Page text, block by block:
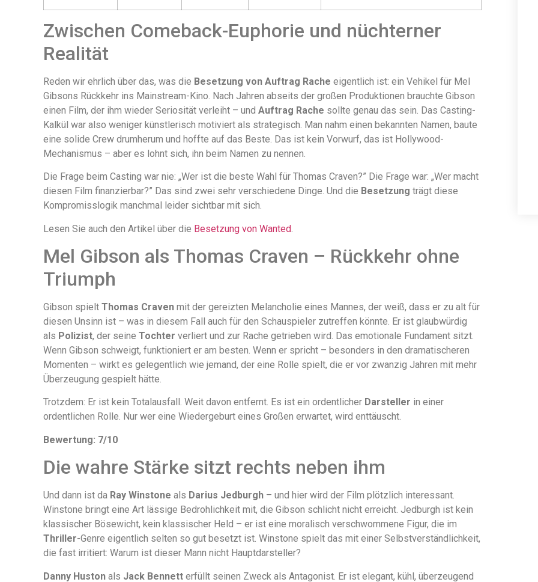
Zwischen Comeback-Euphorie und nüchterner
Realität
Reden wir ehrlich über das, was die Besetzung von Auftrag Rache eigentlich ist: ein Vehikel für Mel
Gibsons Rückkehr ins Mainstream-Kino. Nach Jahren abseits der großen Produktionen brauchte Gibson
einen Film, der ihm wieder Seriosität verleiht – und Auftrag Rache sollte genau das sein. Das Casting-
Kalkül war also weniger künstlerisch motiviert als strategisch. Man nahm einen bekannten Namen, baute
eine solide Crew drumherum und hoffte auf das Beste. Das ist kein Vorwurf, das ist Hollywood-
Mechanismus – aber es lohnt sich, ihn beim Namen zu nennen.
Die Frage beim Casting war nie: „Wer ist die beste Wahl für Thomas Craven?” Die Frage war: „Wer macht
diesen Film finanzierbar?” Das sind zwei sehr verschiedene Dinge. Und die Besetzung trägt diese
Kompromisslogik manchmal leider sichtbar mit sich.
Lesen Sie auch den Artikel über die Besetzung von Wanted
Mel Gibson als Thomas Craven – Rückkehr ohne
Triumph
Gibson spielt Thomas Craven mit der gereizten Melancholie eines Mannes, der weiß, dass er zu alt für
diesen Unsinn ist – was in diesem Fall auch für den Schauspieler zutreffen könnte. Er ist glaubwürdig
als Polizist, der seine Tochter verliert und zur Rache getrieben wird. Das emotionale Fundament sitzt.
Wenn Gibson schweigt, funktioniert er am besten. Wenn er spricht – besonders in den dramatischeren
Momenten – wirkt es gelegentlich wie jemand, der eine Rolle spielt, die er vor zwanzig Jahren mit mehr
Überzeugung gespielt hätte.
Trotzdem: Er ist kein Totalausfall. Weit davon entfernt. Es ist ein ordentlicher Darsteller in einer
ordentlichen Rolle. Nur wer eine Wiedergeburt eines Großen erwartet, wird enttäuscht.
Bewertung: 7/10
Die wahre Stärke sitzt rechts neben ihm
Und dann ist da Ray Winstone als Darius Jedburgh – und hier wird der Film plötzlich interessant.
Winstone bringt eine Art lässige Bedrohlichkeit mit, die Gibson schlicht nicht erreicht. Jedburgh ist kein
klassischer Bösewicht, kein klassischer Held – er ist eine moralisch verschwommene Figur, die im
Thriller-Genre eigentlich selten so gut besetzt ist. Winstone spielt das mit einer Selbstverständlichkeit,
die fast irritiert: Warum ist dieser Mann nicht Hauptdarsteller?
Danny Huston als Jack Bennett erfüllt seinen Zweck als Antagonist. Er ist elegant, kühl, überzeugend